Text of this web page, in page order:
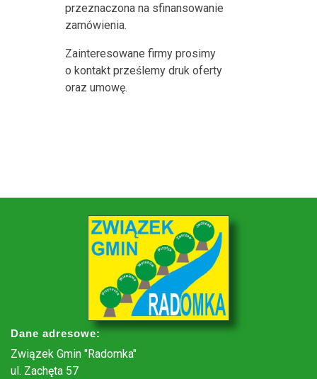
przeznaczona na sfinansowanie
zamówienia.
Zainteresowane firmy prosimy
o kontakt prześlemy druk oferty
oraz umowę.
Dane adresowe:
Związek Gmin "Radomka"
ul. Zachęta 57